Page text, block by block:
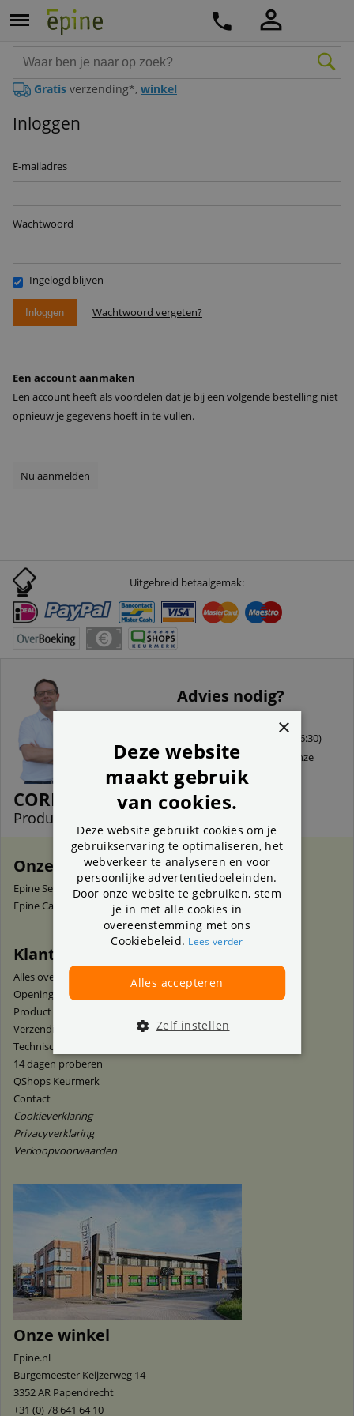
Gratis verzending*, winkel
Inloggen
E-mailadres
Wachtwoord
Ingelogd blijven
Wachtwoord vergeten?
Een account aanmaken
Een account heeft als voordelen dat je bij een volgende bestelling niet
opnieuw je gegevens hoeft in te vullen.
Nu aanmelden
Uitgebreid betaalgemak:
CORNEILLE
Productspecialist
Advies nodig?
(bereikbaar tussen 9:30 - 16:30)
of stuur een e-mail naar onze
klantenservice.
Onze diensten
Epine Services
Epine Camerashop
Klantenservice
Alles over onze service
Openingstijden winkel
Product retourneren
Verzending* en bezorging
Technische ondersteuning
14 dagen proberen
QShops Keurmerk
Contact
Cookieverklaring
Privacyverklaring
Verkoopvoorwaarden
Onze winkel
Epine.nl
Burgemeester Keijzerweg 14
3352 AR Papendrecht
+31 (0) 78 641 64 10
×
Deze website
maakt gebruik
van cookies.
Deze website gebruikt cookies om je
gebruikservaring te optimaliseren, het
webverkeer te analyseren en voor
persoonlijke advertentiedoeleinden.
Door onze website te gebruiken, stem
je in met alle cookies in
overeenstemming met ons
Cookiebeleid. Lees verder
Alles accepteren
Zelf instellen